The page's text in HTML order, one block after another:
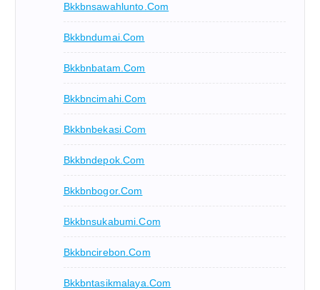
Bkkbnsawahlunto.com
Bkkbndumai.com
Bkkbnbatam.com
Bkkbncimahi.com
Bkkbnbekasi.com
Bkkbndepok.com
Bkkbnbogor.com
Bkkbnsukabumi.com
Bkkbncirebon.com
Bkkbntasikmalaya.com